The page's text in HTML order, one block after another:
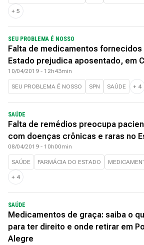
+ 5
SEU PROBLEMA É NOSSO
Falta de medicamentos fornecidos
Estado prejudica aposentado, em
10/04/2019 - 12h43min
SEU PROBLEMA É NOSSO SPN SAÚDE + 4
SAÚDE
Falta de remédios preocupa
com doenças crônicas e raras no
08/04/2019 - 10h00min
SAÚDE FARMÁCIA DO ESTADO
+ 4
SAÚDE
Medicamentos de graça: saiba o
para ter direito e onde retirar em
Alegre